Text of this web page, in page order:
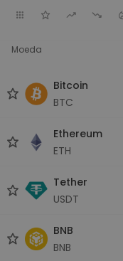
Moeda
Bitcoin
BTC
Ethereum
ETH
Tether
USDT
BNB
BNB